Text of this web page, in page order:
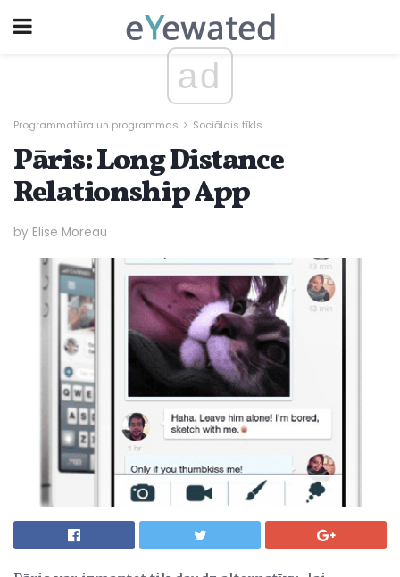
ad
Programmatūra un programmas Sociālais tīkls
Pāris: Long Distance
Relationship App
by Elise Moreau